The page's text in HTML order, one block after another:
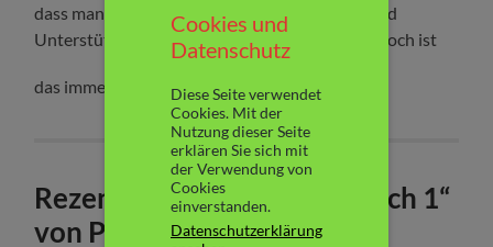
dass man sich, neben seinen Freunden, Hilfe und
Unterstützung in den sozialen Medien sucht. Doch ist
das immer so hilfreich?
Rezension: „Tears of Tess Buch 1“
von Peppa Winters
Cookies und
Datenschutz
Diese Seite verwendet
Cookies. Mit der
Nutzung dieser Seite
erklären Sie sich mit
der Verwendung von
Cookies
einverstanden.
Datenschutzerklärung